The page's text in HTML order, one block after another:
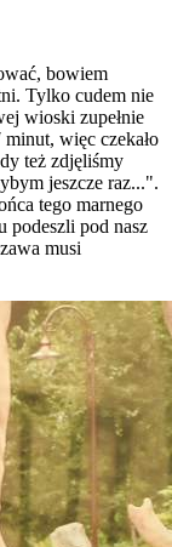
bowiem
Tylko cudem nie
wioski zupełnie
więc czekało
też zdjęliśmy
jeszcze raz...".
tego marnego
podeszli pod nasz
musi